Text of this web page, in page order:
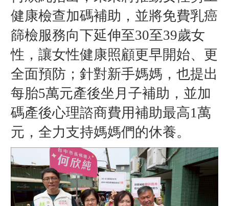
健康檢查加碼補助，並將免費乳癌
篩檢服務向下延伸至30至39歲女
性，讓女性健康照顧更早開始、更
全面預防；針對新手媽媽，也提出
每胎5萬元產後坐月子補助，並加
碼產後心理諮商費用補助最高1萬
元，全力支持媽媽們的休養。